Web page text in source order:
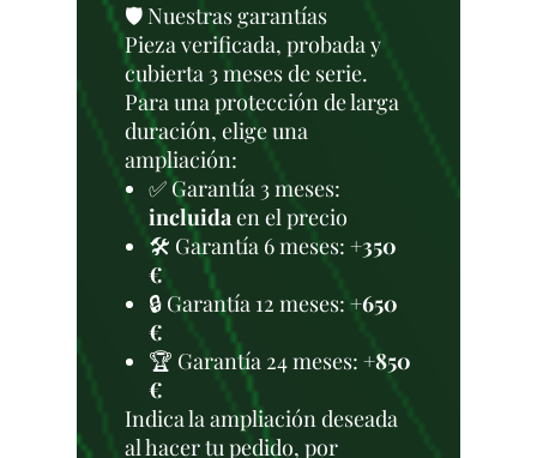
🛡️ Nuestras garantías
Pieza verificada, probada y
cubierta 3 meses de serie.
Para una protección de larga
duración, elige una
ampliación:
✅ Garantía 3 meses:
incluidaen el precio
🛠️ Garantía 6 meses: +350
€
🔒 Garantía 12 meses: +650
€
🏆 Garantía 24 meses: +850
€
Indica la ampliación deseada
al hacer tu pedido, por